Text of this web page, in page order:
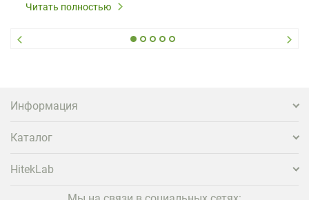
Читать полностью
Информация
Каталог
HitekLab